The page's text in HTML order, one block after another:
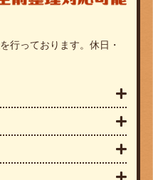
を行っております。休日・